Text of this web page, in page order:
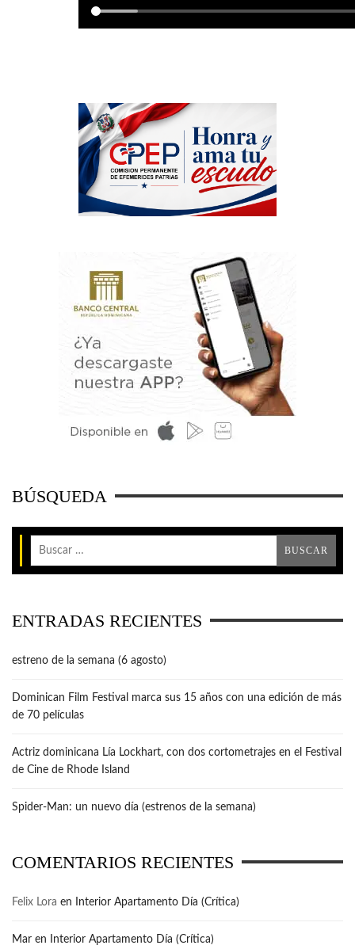
BÚSQUEDA
ENTRADAS RECIENTES
estreno de la semana (6 agosto)
Dominican Film Festival marca sus 15 años con una edición de más
de 70 películas
Actriz dominicana Lía Lockhart, con dos cortometrajes en el Festival
de Cine de Rhode Island
Spider-Man: un nuevo día (estrenos de la semana)
COMENTARIOS RECIENTES
Felix Lora en Interior Apartamento Día (Crítica)
Mar en Interior Apartamento Día (Crítica)